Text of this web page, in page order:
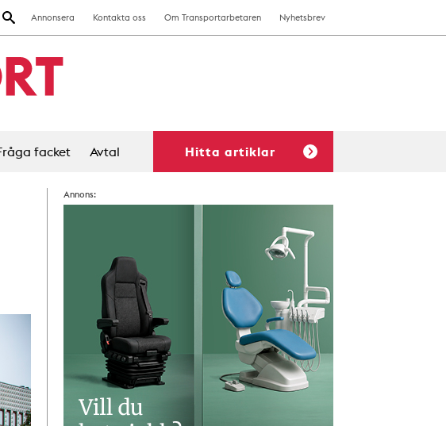
Annonsera Kontakta oss Om Transportarbetaren Nyhetsbrev
facket Avtal Hitta artiklar
Annons: